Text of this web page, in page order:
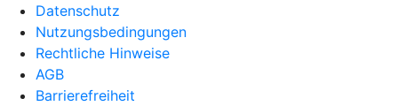
Datenschutz
Nutzungsbedingungen
Rechtliche Hinweise
AGB
Barrierefreiheit